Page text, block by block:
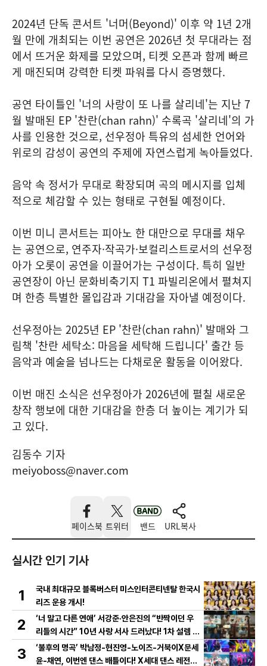
2024년 단독 콘서트 '너머(Beyond)' 이후 약 1년 2개
월 만에 개최되는 이번 공연은 2026년 첫 무대라는 점
에서 뜨거운 화제를 모았으며, 티켓 오픈과 함께 빠르
게 매진되며 강력한 티켓 파워를 다시 증명했다.
공연 타이틀인 '너의 사랑이 또 나를 살리네'는 지난 7
월 발매된 EP '찬란(chan rahn)' 수록곡 '살리네'의 가
사를 인용한 것으로, 선우정아 특유의 섬세한 언어와
위로의 감성이 공연의 주제에 자연스럽게 녹아들었다.
음악 속 정서가 무대로 확장되며 곡의 메시지를 입체
적으로 체감할 수 있는 형태로 구현될 예정이다.
이번 미니 콘서트는 피아노 한 대만으로 무대를 채우
는 공연으로, 연주자·작곡가·보컬리스트로서의 선우정
아가 오롯이 공연을 이끌어가는 구성이다. 특히 일반
공연장이 아닌 문화비축기지 T1 파빌리온에서 펼쳐지
며 한층 특별한 몰입감과 기대감을 자아낼 예정이다.
선우정아는 2025년 EP '찬란(chan rahn)' 발매와 그
림책 '찬란 세탁소: 마음을 세탁해 드립니다' 출간 등
음악과 예술을 넘나드는 다채로운 활동을 이어왔다.
이번 매진 소식은 선우정아가 2026년에 펼칠 새로운
창작 행보에 대한 기대감을 한층 더 높이는 계기가 되
고 있다.
김동수 기자
meiyoboss@naver.com
페이스북 트위터 밴드 URL복사
실시간 인기 기사
1
국내 최대규모 블록버스터 미스인터콘티넨탈 한국시
리즈 운용 개시!
2
‘너 말고 다른 연애’ 서강준·안은진의 “반짝이던 우
리들의 시간” 10년 사랑 서사 드러났다! 1차 설렘 티
저 영상 공개!
3
‘불후의 명곡’ 박남정-현진영-노이즈-거북이X문세
윤-채연, 이번엔 댄스 배틀이다! X세대 댄스 레전드